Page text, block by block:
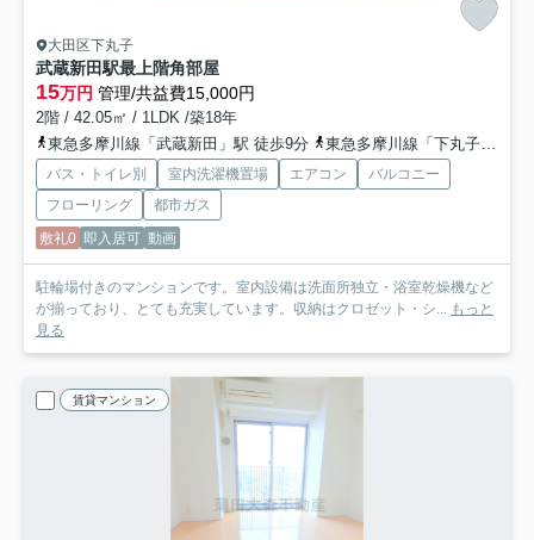
大田区下丸子
武蔵新田駅最上階角部屋
15万円 管理/共益費15,000円
2階 / 42.05㎡ / 1LDK /築18年
東急多摩川線「武蔵新田」駅 徒歩9分
東急多摩川線「下丸子」駅 徒歩12分
バス・トイレ別 室内洗濯機置場 エアコン
バルコニー
フローリング
都市ガス
敷礼0 即入居可 動画
駐輪場付きのマンションです。室内設備は洗面所独立・浴室乾燥機など
が揃っており、とても充実しています。収納はクロゼット・シ... もっと
見る
賃貸マンション